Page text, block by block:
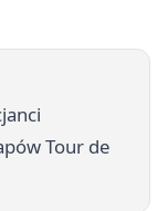
Tour de